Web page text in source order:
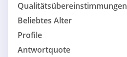
Qualitätsübereinstimmungen
Beliebtes Alter
Profile
Antwortquote